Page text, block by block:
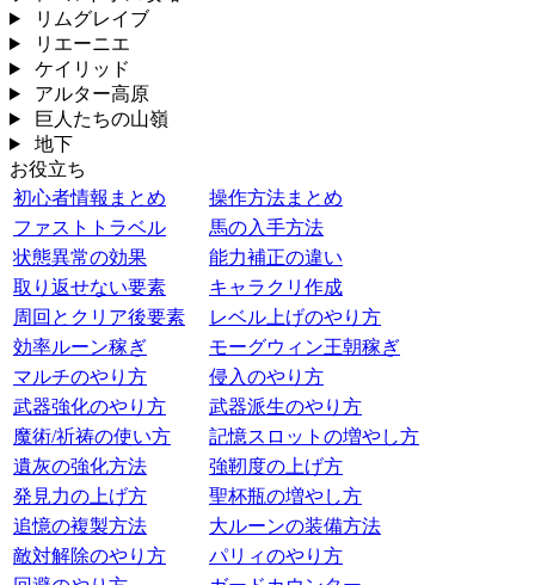
リムグレイブ
リエーニエ
ケイリッド
アルター高原
巨人たちの山嶺
地下
お役立ち
初心者情報まとめ
操作方法まとめ
ファストトラベル
馬の入手方法
状態異常の効果
能力補正の違い
取り返せない要素
キャラクリ作成
周回とクリア後要素
レベル上げのやり方
効率ルーン稼ぎ
モーグウィン王朝稼ぎ
マルチのやり方
侵入のやり方
武器強化のやり方
武器派生のやり方
魔術/祈祷の使い方
記憶スロットの増やし方
遺灰の強化方法
強靭度の上げ方
発見力の上げ方
聖杯瓶の増やし方
追憶の複製方法
大ルーンの装備方法
敵対解除のやり方
パリィのやり方